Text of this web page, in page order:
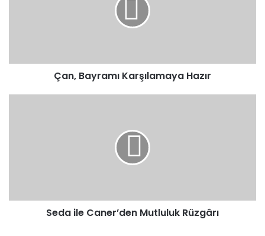
Çan, Bayramı Karşılamaya Hazır
Seda ile Caner’den Mutluluk Rüzgârı